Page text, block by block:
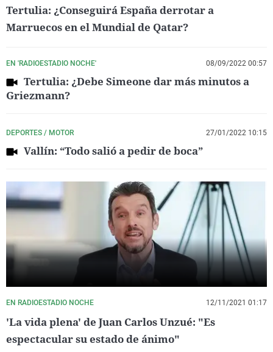
Tertulia: ¿Conseguirá España derrotar a
Marruecos en el Mundial de Qatar?
EN 'RADIOESTADIO NOCHE' 08/09/2022 00:57
Tertulia: ¿Debe Simeone dar más minutos a
Griezmann?
DEPORTES / MOTOR 27/01/2022 10:15
Vallín: “Todo salió a pedir de boca”
EN RADIOESTADIO NOCHE 12/11/2021 01:17
'La vida plena' de Juan Carlos Unzué: "Es
espectacular su estado de ánimo"